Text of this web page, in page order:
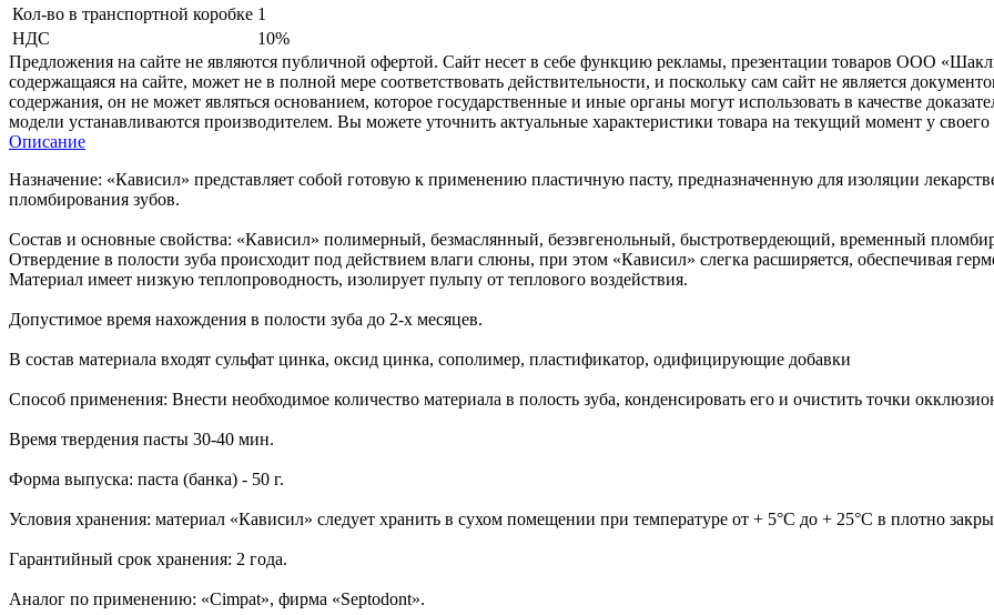
Кол-во в транспортной коробке 1
НДС
10%
Предложения на сайте не являются публичной офертой. Сайт несет в себе функцию рекламы, презентации товаров ООО
содержащаяся на сайте, может не в полной мере соответствовать действительности, и поскольку сам сайт не является
содержания, он не может являться основанием, которое государственные и иные органы могут использовать в качестве
модели устанавливаются производителем. Вы можете уточнить актуальные характеристики товара на текущий момент у
Описание
Назначение: «Кависил» представляет собой готовую к применению пластичную пасту, предназначенную для изоляции
пломбирования зубов.
Состав и основные свойства: «Кависил» полимерный, безмаслянный, безэвгенольный, быстротвердеющий, временный
Отвердение в полости зуба происходит под действием влаги слюны, при этом «Кависил» слегка расширяется, обеспечивая
Материал имеет низкую теплопроводность, изолирует пульпу от теплового воздействия.
Допустимое время нахождения в полости зуба до 2-х месяцев.
В состав материала входят сульфат цинка, оксид цинка, сополимер, пластификатор, одифицирующие добавки
Способ применения: Внести необходимое количество материала в полость зуба, конденсировать его и очистить точки
Время твердения пасты 30-40 мин.
Форма выпуска: паста (банка) - 50 г.
Условия хранения: материал «Кависил» следует хранить в сухом помещении при температуре от + 5°С до + 25°С в плотно
Гарантийный срок хранения: 2 года.
Аналог по применению: «Cimpat», фирма «Septodont».